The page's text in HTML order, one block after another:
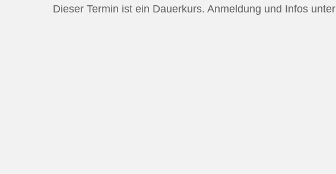
Dieser Termin ist ein Dauerkurs. Anmeldung und Infos unter